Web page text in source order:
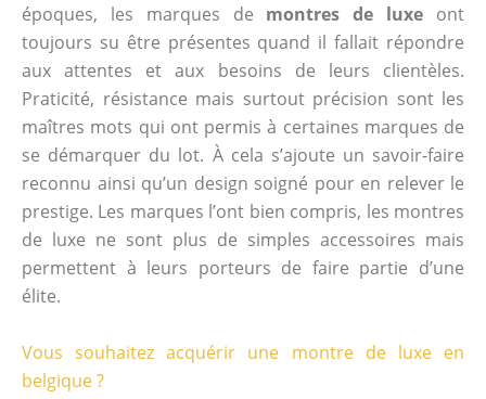
époques, les marques de montres de luxe ont
toujours su être présentes quand il fallait répondre
aux attentes et aux besoins de leurs clientèles.
Praticité, résistance mais surtout précision sont les
maîtres mots qui ont permis à certaines marques de
se démarquer du lot. À cela s’ajoute un savoir-faire
reconnu ainsi qu’un design soigné pour en relever le
prestige. Les marques l’ont bien compris, les montres
de luxe ne sont plus de simples accessoires mais
permettent à leurs porteurs de faire partie d’une
élite.
Vous souhaitez acquérir une montre de luxe en
belgique ?